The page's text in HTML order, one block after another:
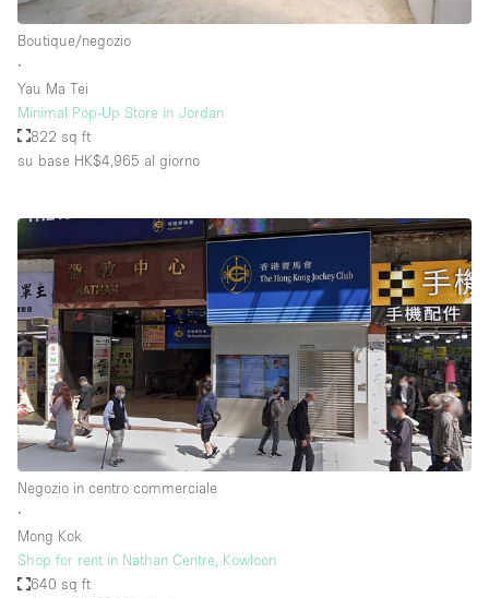
Boutique/negozio
∙
Yau Ma Tei
Minimal Pop-Up Store in Jordan
822 sq ft
su base HK$4,965 al giorno
Negozio in centro commerciale
∙
Mong Kok
Shop for rent in Nathan Centre, Kowloon
640 sq ft